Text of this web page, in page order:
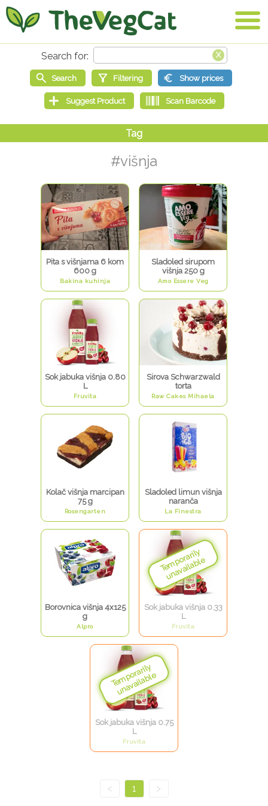
#višnja
Pita s višnjama 6 kom
600 g
Bakina kuhinja
Sladoled sirupom
višnja 250 g
Amo Essere Veg
Sok jabuka višnja 0.80
L
Fruvita
Sirova Schwarzwald
torta
Raw Cakes Mihaela
Kolač višnja marcipan
75 g
Rosengarten
Sladoled limun višnja
naranča
La Finestra
Borovnica višnja 4x125
g
Alpro
Sok jabuka višnja 0.33
L
Fruvita
Sok jabuka višnja 0.75
L
Fruvita
< 1 >